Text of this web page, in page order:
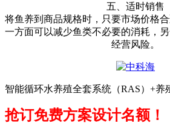
五、适时销售
将鱼养到商品规格时，只要市场价格
一方面可以减少鱼类不必要的消耗，
经营风险。
智能循环水养殖全套系统（RAS）+养
抢订免费方案设计名额！